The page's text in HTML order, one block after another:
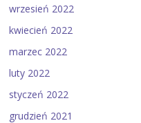
wrzesień 2022
kwiecień 2022
marzec 2022
luty 2022
styczeń 2022
grudzień 2021